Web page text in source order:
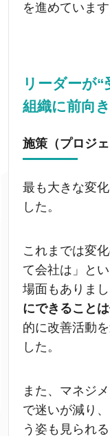
を進めています
リーダーが
組織に前向
施策（プロジ
最も大きな変
した。
これまでは変
て会社は」と
場面もありま
にできること
的に改善活動
した。
また、マネジ
で迷いが減り
う姿も見られ